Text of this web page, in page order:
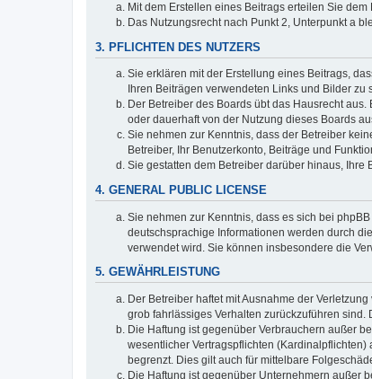
Mit dem Erstellen eines Beitrags erteilen Sie
Das Nutzungsrecht nach Punkt 2, Unterpunkt a
3. PFLICHTEN DES NUTZERS
Sie erklären mit der Erstellung eines Beitrags,
Ihren Beiträgen verwendeten Links und Bilder zu
Der Betreiber des Boards übt das Hausrecht
oder dauerhaft von der Nutzung dieses Boards
Sie nehmen zur Kenntnis, dass der Betreiber
Betreiber, Ihr Benutzerkonto, Beiträge und
Sie gestatten dem Betreiber darüber hinaus,
4. GENERAL PUBLIC LICENSE
Sie nehmen zur Kenntnis, dass es sich bei phpBB
deutschsprachige Informationen werden durch
verwendet wird. Sie können insbesondere die
5. GEWÄHRLEISTUNG
Der Betreiber haftet mit Ausnahme der
grob fahrlässiges Verhalten zurückzuführen
Die Haftung ist gegenüber Verbrauchern außer
wesentlicher Vertragspflichten
begrenzt. Dies gilt auch für mittelbare
Die Haftung ist gegenüber Unternehmern außer